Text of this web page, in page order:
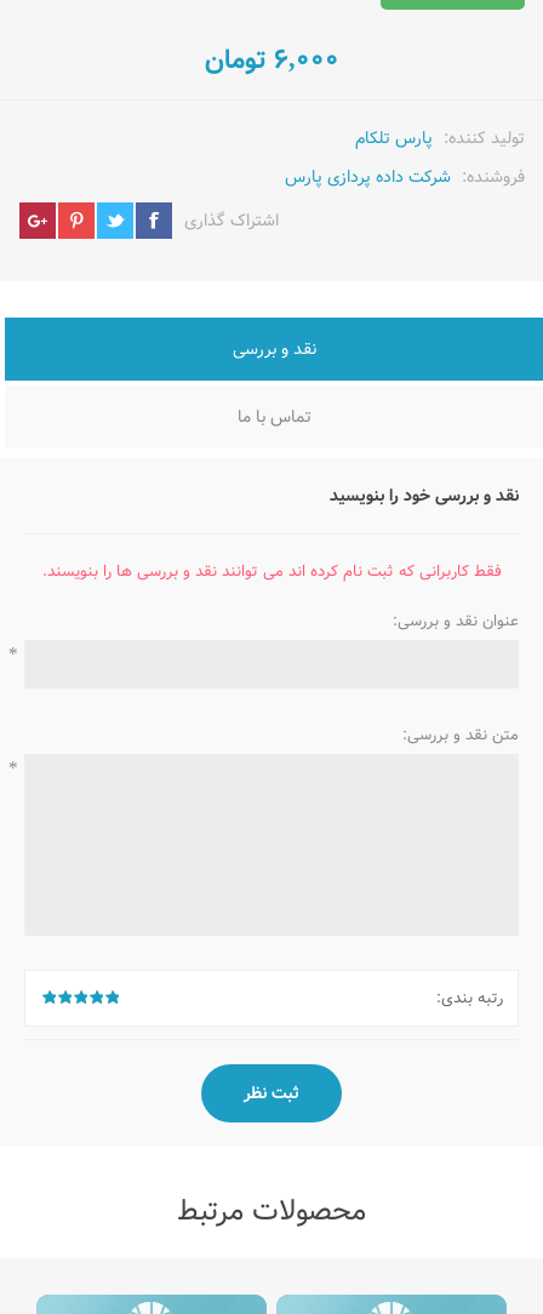
6,000 تومان
تولید کننده: پارس تلکام
فروشنده: شرکت داده پردازی پارس
اشتراک گذاری
نقد و بررسی
تماس با ما
نقد و بررسی خود را بنویسید
فقط کاربرانی که ثبت نام کرده اند می توانند نقد و بررسی ها را بنویسند.
عنوان نقد و بررسی:
*
متن نقد و بررسی:
*
رتبه بندی:
محصولات مرتبط